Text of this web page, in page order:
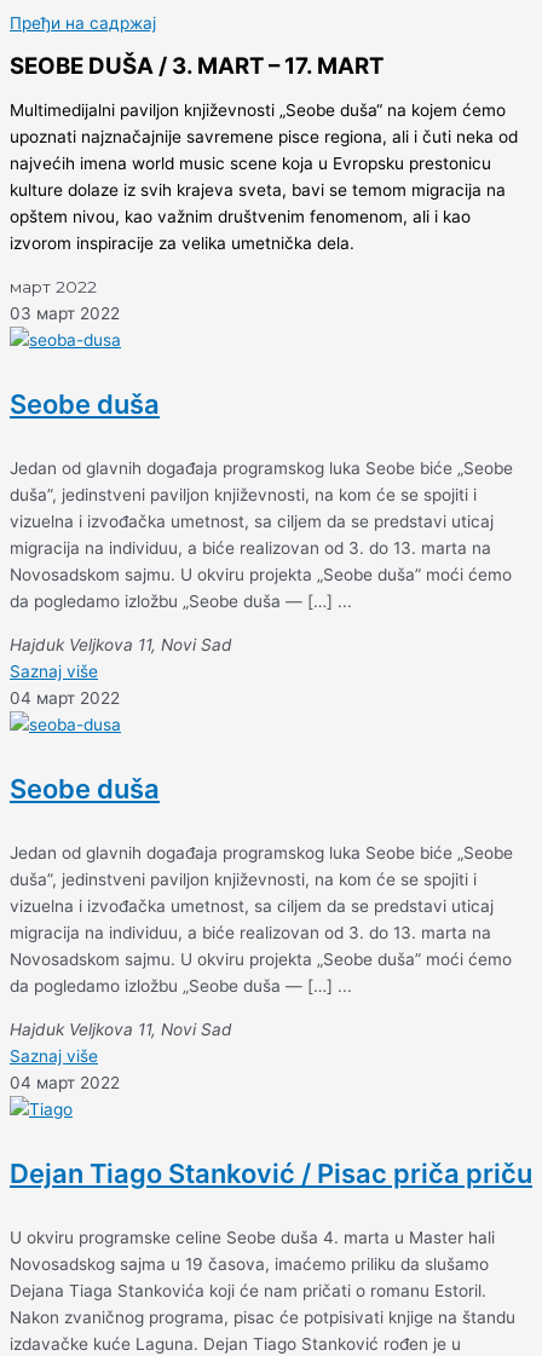
Пређи на садржај
SEOBE DUŠA / 3. MART – 17. MART
Multimedijalni paviljon književnosti „Seobe duša“ na kojem ćemo
upoznati najznačajnije savremene pisce regiona, ali i čuti neka od
najvećih imena world music scene koja u Evropsku prestonicu
kulture dolaze iz svih krajeva sveta, bavi se temom migracija na
opštem nivou, kao važnim društvenim fenomenom, ali i kao
izvorom inspiracije za velika umetnička dela.
март 2022
03 март 2022
Seobe duša
Jedan od glavnih događaja programskog luka Seobe biće „Seobe
duša”, jedinstveni paviljon književnosti, na kom će se spojiti i
vizuelna i izvođačka umetnost, sa ciljem da se predstavi uticaj
migracija na individuu, a biće realizovan od 3. do 13. marta na
Novosadskom sajmu. U okviru projekta „Seobe duša” moći ćemo
da pogledamo izložbu „Seobe duša — […] ...
Hajduk Veljkova 11, Novi Sad
Saznaj više
04 март 2022
Seobe duša
Jedan od glavnih događaja programskog luka Seobe biće „Seobe
duša”, jedinstveni paviljon književnosti, na kom će se spojiti i
vizuelna i izvođačka umetnost, sa ciljem da se predstavi uticaj
migracija na individuu, a biće realizovan od 3. do 13. marta na
Novosadskom sajmu. U okviru projekta „Seobe duša” moći ćemo
da pogledamo izložbu „Seobe duša — […] ...
Hajduk Veljkova 11, Novi Sad
Saznaj više
04 март 2022
Dejan Tiago Stanković / Pisac priča priču
U okviru programske celine Seobe duša 4. marta u Master hali
Novosadskog sajma u 19 časova, imaćemo priliku da slušamo
Dejana Tiaga Stankovića koji će nam pričati o romanu Estoril.
Nakon zvaničnog programa, pisac će potpisivati knjige na štandu
izdavačke kuće Laguna. Dejan Tiago Stanković rođen je u